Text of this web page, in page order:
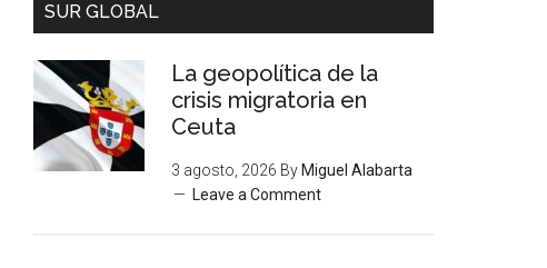
SUR GLOBAL
La geopolítica de la
crisis migratoria en
Ceuta
3 agosto, 2026 By Miguel Alabarta
Leave a Comment